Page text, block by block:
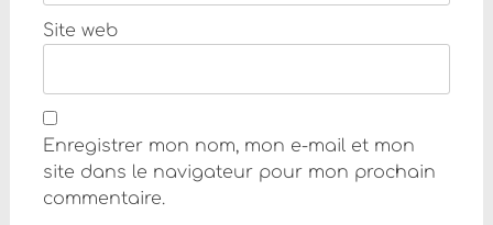
Site web
Enregistrer mon nom, mon e-mail et mon
site dans le navigateur pour mon prochain
commentaire.